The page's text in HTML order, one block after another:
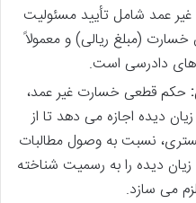
عمد شامل تأیید مسئولیت
خسارت (مبلغ ریالی) و معمولاً
دادرسی است.
حکم قطعی خسارت غیر عمد،
دیده اجازه می دهد تا از
نسبت به وصول مطالبات
دیده را به رسمیت شناخته
می سازد.